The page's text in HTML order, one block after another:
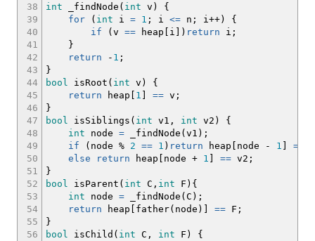
38
39
40
41
42
43
44
45
46
47
48
49
50
51
52
53
54
55
56
int _findNode ( int v )
{
for
( int i = 1 ; i <= n ; i++)
{
if
( v == heap i ) return i ;
}
return
- 1 ;
}
bool isRoot ( int v )
{
return heap 1 == v ;
}
bool isSiblings ( int v1, int v2 )
{
int node = _findNode ( v1 ) ;
if
( node % 2 == 1 ) return heap node - 1 ==
else
return heap node + 1 == v2 ;
}
bool isParent ( int C, int F ) {
int node = _findNode ( C ) ;
return heap father( node ) == F ;
}
bool isChild ( int C, int F )
{